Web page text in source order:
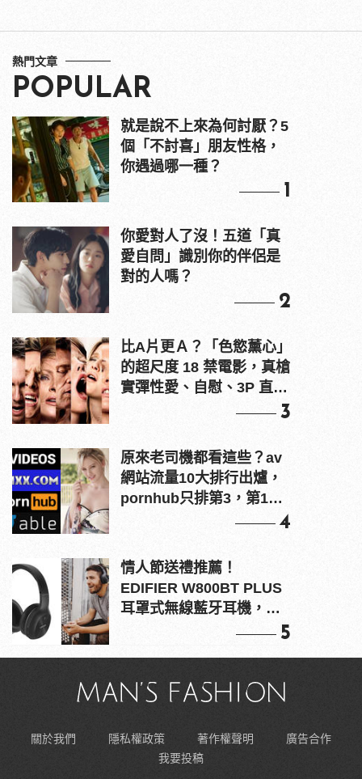
熱門文章
POPULAR
就是說不上來為何討厭？5
個「不討喜」朋友性格，
你遇過哪一種？
1
你愛對人了沒！五道「真
愛自問」識別你的伴侶是
對的人嗎？
2
比A片更Ａ？「色慾薰心」
的超尺度 18 禁電影，真槍
實彈性愛、自慰、3P 直接
3
原來老司機都看這些？av
網站流量10大排行出爐，
pornhub只排第3，第1名
4
情人節送禮推薦！
EDIFIER W800BT PLUS
耳罩式無線藍牙耳機，在
5
關於我們 隱私權政策 著作權聲明
廣告合作
我要投稿